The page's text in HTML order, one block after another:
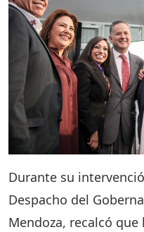
Durante su
Despacho del
Mendoza, recalcó que